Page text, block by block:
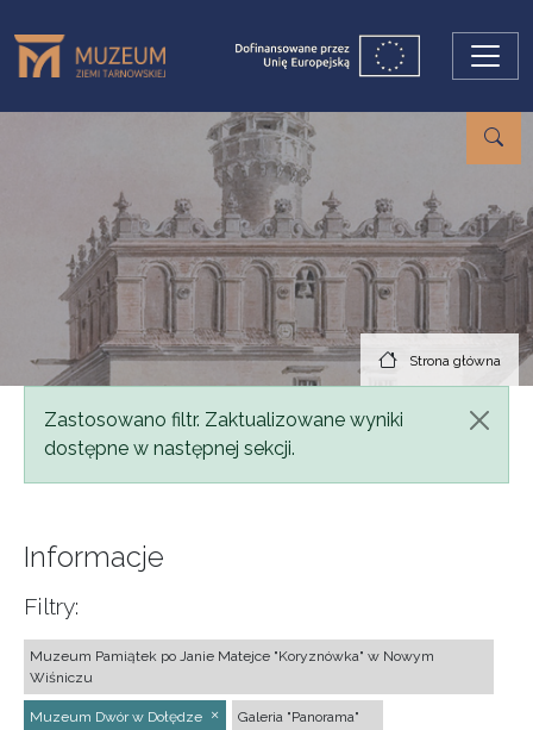
Strona główna
Komunikat
Zastosowano filtr. Zaktualizowane wyniki
dostępne w następnej sekcji.
Informacje
Filtry:
Muzeum Pamiątek po Janie Matejce "Koryznówka" w Nowym
Wiśniczu
Muzeum Dwór w Dołędze Galeria "Panorama"